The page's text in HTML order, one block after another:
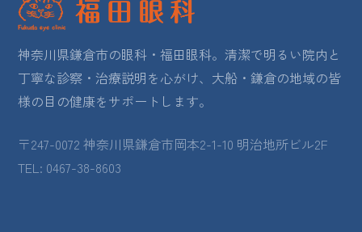
神奈川県鎌倉市の眼科・福田眼科。清潔で明るい院内と
丁寧な診察・治療説明を心がけ、大船・鎌倉の地域の皆
様の目の健康をサポートします。
〒247-0072 神奈川県鎌倉市岡本2-1-10 明治地所ビル2F
TEL: 0467-38-8603